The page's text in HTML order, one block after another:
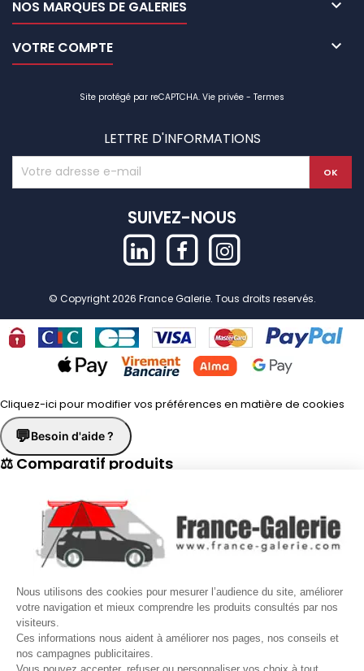
Nous utilisons des cookies pour mesurer l’audience du site, améliorer
votre navigation et mieux comprendre les produits consultés par nos
visiteurs.
Ces informations nous aident à améliorer nos pages, nos conseils et
nos campagnes publicitaires.
NOS MARQUES DE GALERIES 
VOTRE COMPTE 
Site protégé par reCAPTCHA. Vie privée - Termes
LETTRE D'INFORMATIONS
SUIVEZ-NOUS
© Copyright 2026 France Galerie. Tous droits reservés.
Cliquez-ici pour modifier vos préférences en matière de cookies
💬Besoin d'aide ?
⚖ Comparatif produits
📋 Fiche technique
Demander un rappel
Nos conseillers vous rappellent duLundi au Vendredide8h30 à
17h30.
Nom* Prénom*